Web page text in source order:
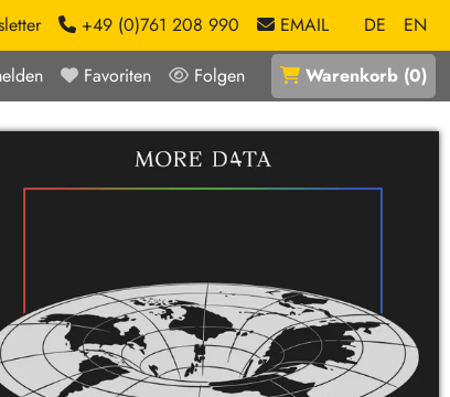
+49 (0)761 208 990 EMAIL DE
EN
Favoriten Folgen Warenkorb (0)